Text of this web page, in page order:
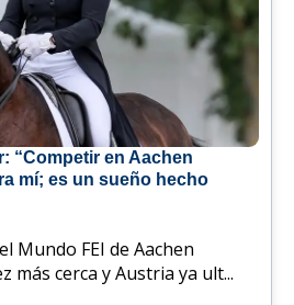
“Competir en Aachen
mí; es un sueño hecho
Mundo FEI de Aachen
más cerca y Austria ya ult...